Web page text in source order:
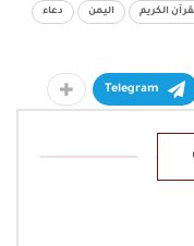
الكريم اليمن دعاء
Telegram